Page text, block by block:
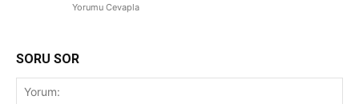
Yorumu Cevapla
SORU SOR